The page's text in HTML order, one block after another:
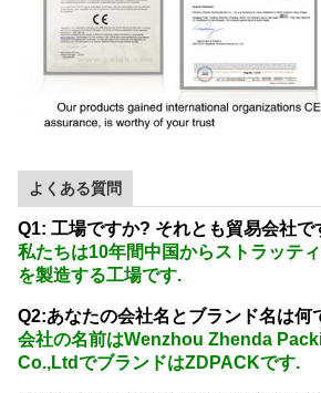
よくある質問
Q1: 工場ですか? それとも貿易会社で
私たちは10年間中国からストラッテ
を製造する工場です.
Q2:あなたの会社名とブランド名は何
会社の名前はWenzhou Zhenda
Co.,LtdでブランドはZDPACKです.